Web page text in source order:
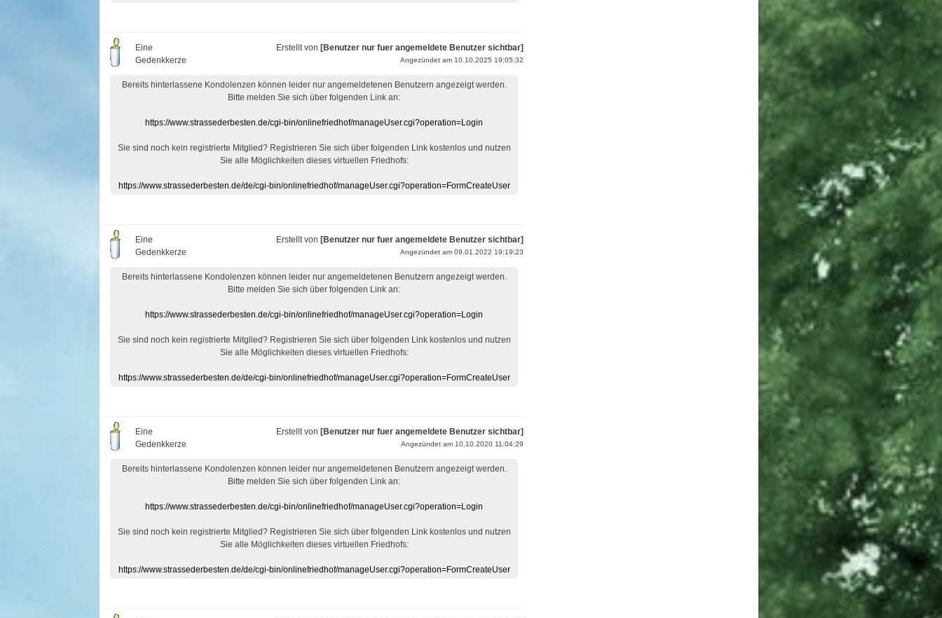
Eine
Gedenkkerze
Erstellt von [Benutzer nur fuer angemeldete Benutzer sichtbar]
Angezündet am 10.10.2025 19:05:32
Bereits hinterlassene Kondolenzen können leider nur angemeldetenen Benutzern angezeigt werden.
Bitte melden Sie sich über folgenden Link an:
https://www.strassederbesten.de/cgi-bin/onlinefriedhof/manageUser.cgi?operation=Login
Sie sind noch kein registrierte Mitglied? Registrieren Sie sich über folgenden Link kostenlos und nutzen
Sie alle Möglichkeiten dieses virtuellen Friedhofs:
https://www.strassederbesten.de/de/cgi-bin/onlinefriedhof/manageUser.cgi?operation=FormCreateUser
Eine
Gedenkkerze
Erstellt von [Benutzer nur fuer angemeldete Benutzer sichtbar]
Angezündet am 09.01.2022 19:19:23
Bereits hinterlassene Kondolenzen können leider nur angemeldetenen Benutzern angezeigt werden.
Bitte melden Sie sich über folgenden Link an:
https://www.strassederbesten.de/cgi-bin/onlinefriedhof/manageUser.cgi?operation=Login
Sie sind noch kein registrierte Mitglied? Registrieren Sie sich über folgenden Link kostenlos und nutzen
Sie alle Möglichkeiten dieses virtuellen Friedhofs:
https://www.strassederbesten.de/de/cgi-bin/onlinefriedhof/manageUser.cgi?operation=FormCreateUser
Eine
Gedenkkerze
Erstellt von [Benutzer nur fuer angemeldete Benutzer sichtbar]
Angezündet am 10.10.2020 11:04:29
Bereits hinterlassene Kondolenzen können leider nur angemeldetenen Benutzern angezeigt werden.
Bitte melden Sie sich über folgenden Link an:
https://www.strassederbesten.de/cgi-bin/onlinefriedhof/manageUser.cgi?operation=Login
Sie sind noch kein registrierte Mitglied? Registrieren Sie sich über folgenden Link kostenlos und nutzen
Sie alle Möglichkeiten dieses virtuellen Friedhofs:
https://www.strassederbesten.de/de/cgi-bin/onlinefriedhof/manageUser.cgi?operation=FormCreateUser